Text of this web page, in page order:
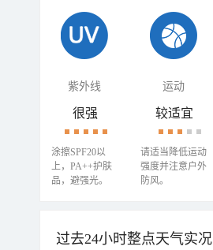
紫外线 运动
很强
涂擦SPF20以
上，PA++护肤
品，避强光。
较适宜
请适当降低运动
强度并注意户外
防风。
过去24小时整点天气实况